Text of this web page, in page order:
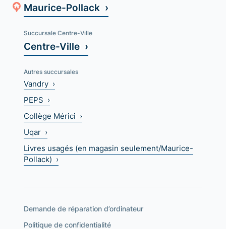
Maurice-Pollack ›
Succursale Centre-Ville
Centre-Ville ›
Autres succursales
Vandry ›
PEPS ›
Collège Mérici ›
Uqar ›
Livres usagés (en magasin seulement/Maurice-
Pollack) ›
Demande de réparation d’ordinateur
Politique de confidentialité